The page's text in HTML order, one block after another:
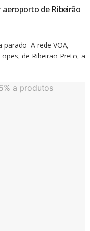
aeroporto de Ribeirão
parado A rede VOA,
de Ribeirão Preto, a